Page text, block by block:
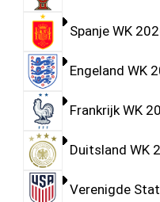
Spanje WK
Engeland WK
Frankrijk WK
Duitsland WK
Verenigde